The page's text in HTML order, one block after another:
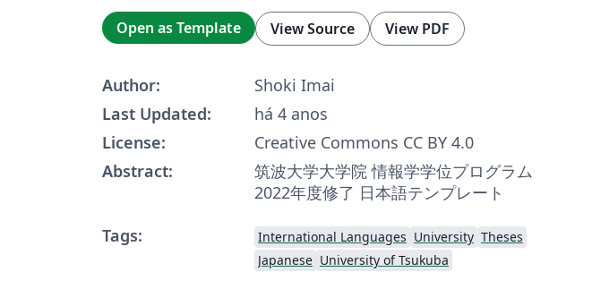
Open as Template View Source View PDF
Author:
Shoki Imai
Last Updated:
há 4 anos
License:
Creative Commons CC BY 4.0
Abstract:
筑波大学大学院 情報学学位プログラム
2022年度修了 日本語テンプレート
Tags:
International Languages University Theses
Japanese University of Tsukuba